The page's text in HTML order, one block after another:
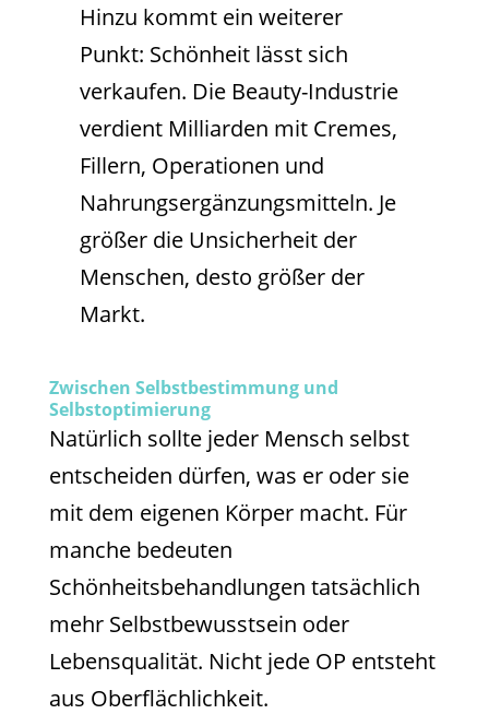
Hinzu kommt ein weiterer
Punkt: Schönheit lässt sich
verkaufen. Die Beauty-Industrie
verdient Milliarden mit Cremes,
Fillern, Operationen und
Nahrungsergänzungsmitteln. Je
größer die Unsicherheit der
Menschen, desto größer der
Markt.
Zwischen Selbstbestimmung und
Selbstoptimierung
Natürlich sollte jeder Mensch selbst
entscheiden dürfen, was er oder sie
mit dem eigenen Körper macht. Für
manche bedeuten
Schönheitsbehandlungen tatsächlich
mehr Selbstbewusstsein oder
Lebensqualität. Nicht jede OP entsteht
aus Oberflächlichkeit.